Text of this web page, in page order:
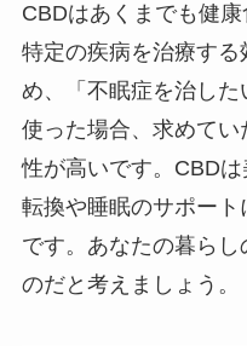
CBDはあくまでも健
特定の疾病を治療す
め、「不眠症を治し
使った場合、求めて
性が高いです。CBD
転換や睡眠のサポー
です。あなたの暮ら
のだと考えましょう。